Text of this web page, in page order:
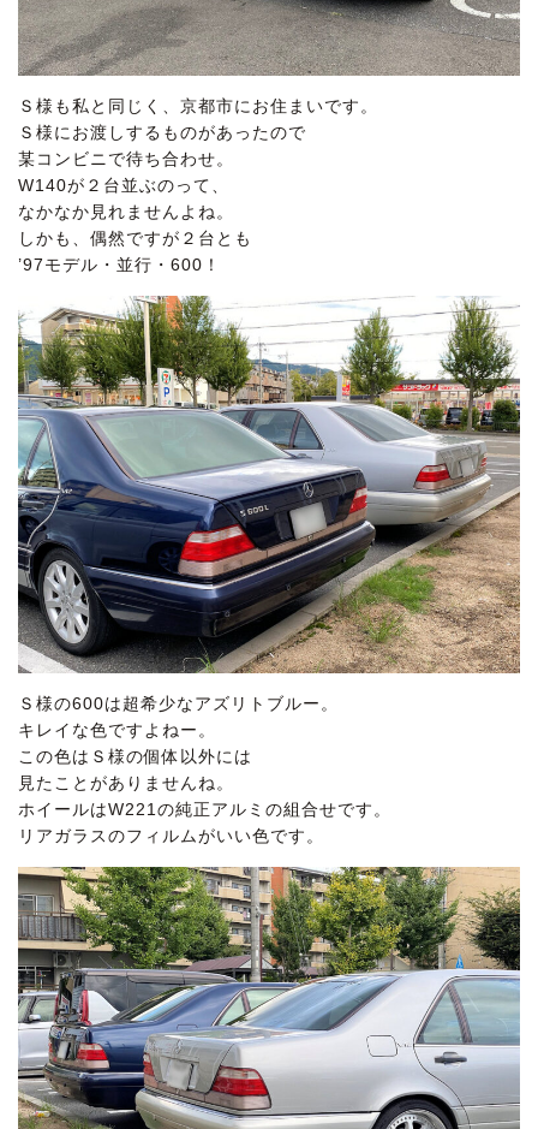
Ｓ様も私と同じく、京都市にお住まいです。
Ｓ様にお渡しするものがあったので
某コンビニで待ち合わせ。
W140が２台並ぶのって、
なかなか見れませんよね。
しかも、偶然ですが２台とも
’97モデル・並行・600！
Ｓ様の600は超希少なアズリトブルー。
キレイな色ですよねー。
この色はＳ様の個体以外には
見たことがありませんね。
ホイールはW221の純正アルミの組合せです。
リアガラスのフィルムがいい色です。